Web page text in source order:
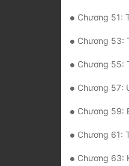
Chương 51:
Chương 53:
Chương 55:
Chương 57:
Chương 59:
Chương 61:
Chương 63: